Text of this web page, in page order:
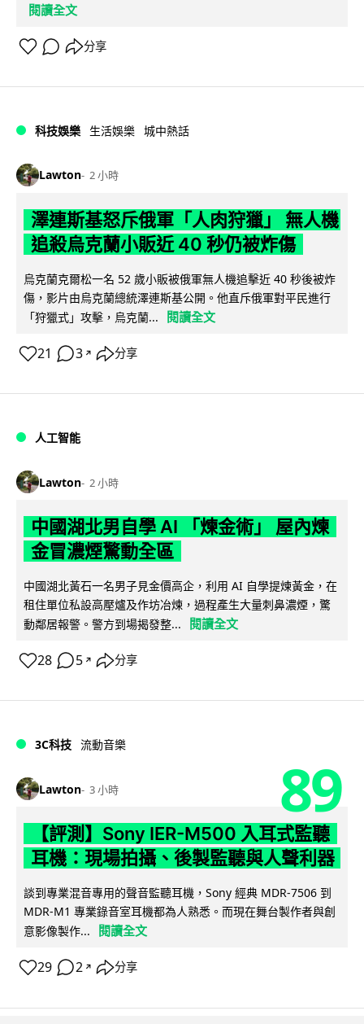
閱讀全文
分享
科技娛樂 生活娛樂 城中熱話
Lawton 2 小時
澤連斯基怒斥俄軍「人肉狩獵」 無人機
追殺烏克蘭小販近 40 秒仍被炸傷
烏克蘭克爾松一名 52 歲小販被俄軍無人機追擊近 40 秒後被炸
傷，影片由烏克蘭總統澤連斯基公開。他直斥俄軍對平民進行
「狩獵式」攻擊，烏克蘭...
閱讀全文
21 3 ↗ 分享
人工智能
Lawton 2 小時
中國湖北男自學 AI 「煉金術」 屋內煉
金冒濃煙驚動全區
中國湖北黃石一名男子見金價高企，利用 AI 自學提煉黃金，在
租住單位私設高壓爐及作坊冶煉，過程產生大量刺鼻濃煙，驚
動鄰居報警。警方到場揭發整...
閱讀全文
28 5 ↗ 分享
3C科技 流動音樂
Lawton 3 小時 89
【評測】Sony IER-M500 入耳式監聽
耳機：現場拍攝、後製監聽與人聲利器
談到專業混音專用的聲音監聽耳機，Sony 經典 MDR-7506 到
MDR-M1 專業錄音室耳機都為人熟悉。而現在舞台製作者與創
意影像製作...
閱讀全文
29 2 ↗ 分享